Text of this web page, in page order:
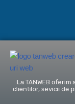
La TANWEB
clientilor, sevicii de